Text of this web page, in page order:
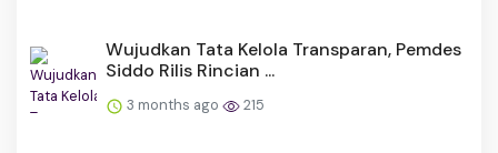
Wujudkan Tata Kelola Transparan, Pemdes
Siddo Rilis Rincian ...
3 months ago 215